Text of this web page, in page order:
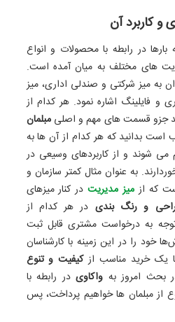
و کاربرد آن
در رابطه با محصولات و انواع
‌های مختلف به میان آمده است.
به میز شرکتی و صندلی اداری، میز
و فایلینگ اشاره نمود. هر کدام از
شد جزو قسمت ‌های مهم و اصلیمبلمان
است بدانید که هر کدام از آن ‌ها به
‌شوند و از کاربردهای وسیعی در
به ‌عنوان ‌مثال کمتر سازمان و
که از میز مدیریتدر کنار میزهای
و رنگ‌ بندی در هر کدام از
به درخواست مشتری قابل ثبت
خود را در این زمینه با کارشناسان
یک خرید مناسب ازکیفیت و تنوع
بحث امروز به واکاوی در رابطه با
از مبلمان ها خواهیم پرداخت، پس